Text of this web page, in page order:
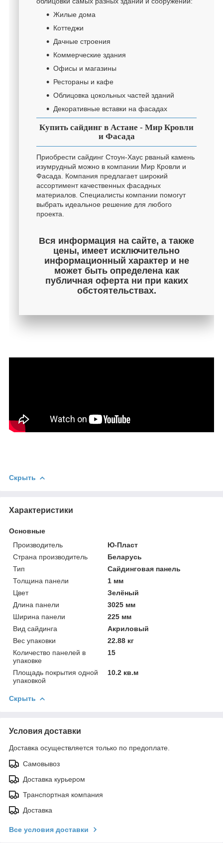
Жилые дома
Коттеджи
Дачные строения
Коммерческие здания
Офисы и магазины
Рестораны и кафе
Облицовка цокольных частей зданий
Декоративные вставки на фасадах
Купить сайдинг в Астане - Мир Кровли
и Фасада
Приобрести сайдинг Стоун-Хаус рваный камень
изумрудный можно в компании Мир Кровли и
Фасада. Компания предлагает широкий
ассортимент качественных фасадных
материалов. Специалисты компании помогут
выбрать идеальное решение для любого
проекта.
Вся информация на сайте, а также
цены, имеет исключительно
информационный характер и не
может быть определена как
публичная оферта ни при каких
обстоятельствах.
Скрыть
Характеристики
Основные
Производитель
Ю-Пласт
Страна производитель
Беларусь
Тип
Сайдинговая панель
Толщина панели
1 мм
Цвет
Зелёный
Длина панели
3025 мм
Ширина панели
225 мм
Вид сайдинга
Акриловый
Вес упаковки
22.88 кг
Количество панелей в
упаковке
15
Площадь покрытия одной
упаковкой
10.2 кв.м
Скрыть
Условия доставки
Доставка осуществляется только по предоплате.
Самовывоз
Доставка курьером
Транспортная компания
Доставка
Все условия доставки